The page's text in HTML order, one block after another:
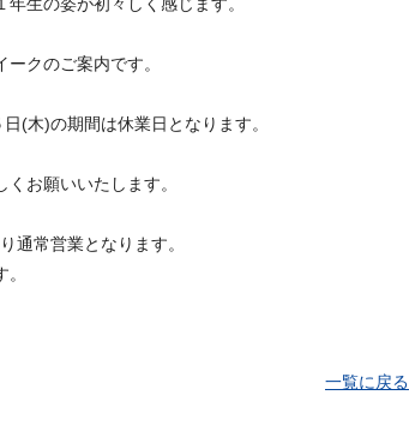
クのご案内です。
(木)の期間は休業日となります。
お願いいたします。
通常営業となります。
一覧に戻る